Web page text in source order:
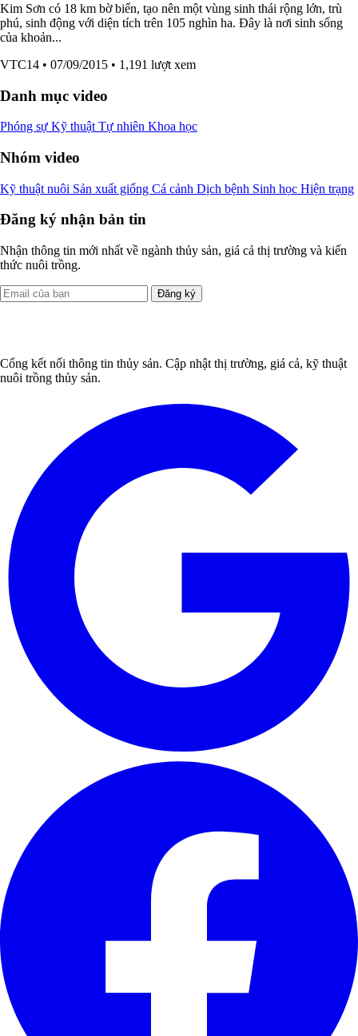
Kim Sơn có 18 km bờ biển, tạo nên một vùng sinh thái rộng lớn, trù
phú, sinh động với diện tích trên 105 nghìn ha. Đây là nơi sinh sống
của khoản...
VTC14 • 07/09/2015 • 1,191 lượt xem
Danh mục video
Phóng sự Kỹ thuật Tự nhiên Khoa học
Nhóm video
Kỹ thuật nuôi Sản xuất giống Cá cảnh Dịch bệnh Sinh học Hiện trạng
Đăng ký nhận bản tin
Nhận thông tin mới nhất về ngành thủy sản, giá cả thị trường và kiến
thức nuôi trồng.
Đăng ký
Cổng kết nối thông tin thủy sản. Cập nhật thị trường, giá cả, kỹ thuật
nuôi trồng thủy sản.